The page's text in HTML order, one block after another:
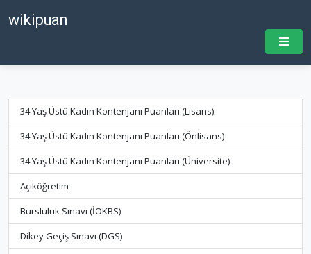
wikipuan
34 Yaş Üstü Kadın Kontenjanı Puanları (Lisans)
34 Yaş Üstü Kadın Kontenjanı Puanları (Önlisans)
34 Yaş Üstü Kadın Kontenjanı Puanları (Üniversite)
Açıköğretim
Bursluluk Sınavı (İOKBS)
Dikey Geçiş Sınavı (DGS)